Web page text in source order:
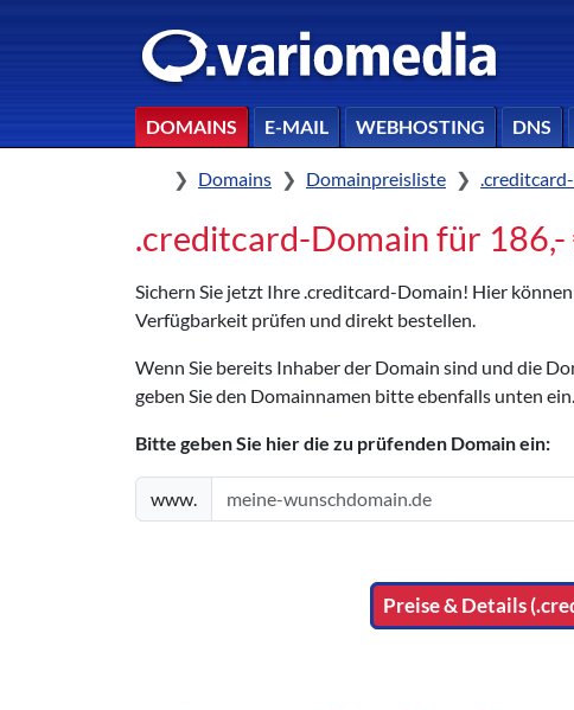
DOMAINS E-MAIL WEBHOSTING DNS
HomeDomains Domainpreisliste
.creditcard-Domain für
Sichern Sie jetzt Ihre .creditcard-Domain! Hier
Verfügbarkeit prüfen und direkt bestellen.
Wenn Sie bereits Inhaber der Domain sind und die
geben Sie den Domainnamen bitte ebenfalls unten ein.
Bitte geben Sie hier die zu prüfenden Domain ein:
www.
Preise & Details